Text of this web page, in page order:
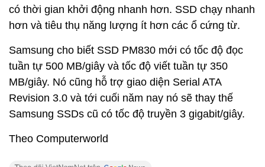
có thời gian khởi động nhanh hơn. SSD chạy nhanh
hơn và tiêu thụ năng lượng ít hơn các ổ cứng từ.
Samsung cho biết SSD PM830 mới có tốc độ đọc
tuần tự 500 MB/giây và tốc độ viết tuần tự 350
MB/giây. Nó cũng hỗ trợ giao diện Serial ATA
Revision 3.0 và tới cuối năm nay nó sẽ thay thế
Samsung SSDs cũ có tốc độ truyền 3 gigabit/giây.
Theo Computerworld